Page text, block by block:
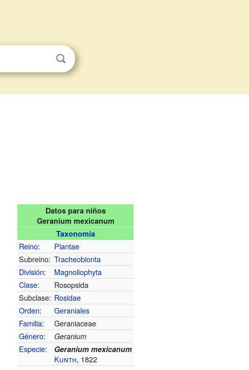
Datos para niños
Geranium mexicanum
Taxonomía
Reino:
Plantae
Subreino: Tracheobionta
División:
Magnoliophyta
Clase:
Rosopsida
Subclase: Rosidae
Orden:
Geraniales
Familia:
Geraniaceae
Género: Geranium
Especie: Geranium mexicanum
Kunth, 1822